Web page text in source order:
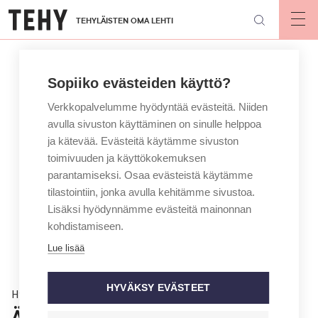
Hyppää
pääsisältöön
TEHYLÄISTEN OMA LEHTI
Hyvinvointi
Sopiiko evästeiden käyttö?
Verkkopalvelumme hyödyntää evästeitä. Niiden
avulla sivuston käyttäminen on sinulle helppoa
ja kätevää. Evästeitä käytämme sivuston
toimivuuden ja käyttökokemuksen
parantamiseksi. Osaa evästeistä käytämme
tilastointiin, jonka avulla kehitämme sivustoa.
Lisäksi hyödynnämme evästeitä mainonnan
kohdistamiseen.
Lue lisää
HYVÄKSY EVÄSTEET